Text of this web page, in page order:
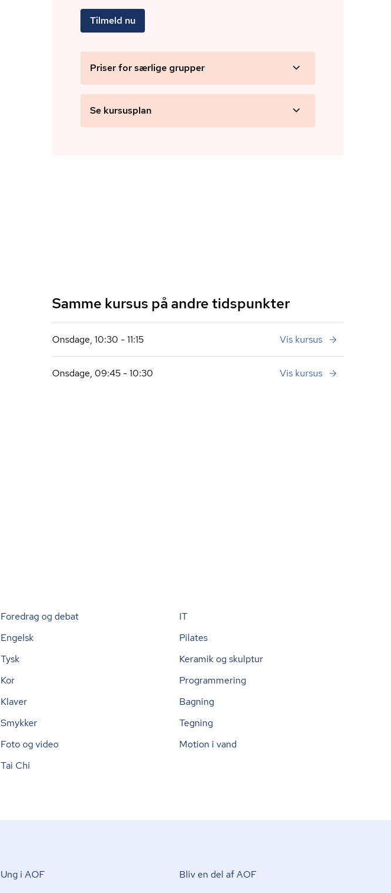
Tilmeld nu
Priser for særlige grupper
Se kursusplan
Samme kursus på andre tidspunkter
Onsdage, 10:30 - 11:15 Vis kursus
Onsdage, 09:45 - 10:30 Vis kursus
Foredrag og debat
IT
Engelsk
Pilates
Tysk
Keramik og skulptur
Kor
Programmering
Klaver
Bagning
Smykker
Tegning
Foto og video
Motion i vand
Tai Chi
Ung i AOF Bliv en del af AOF